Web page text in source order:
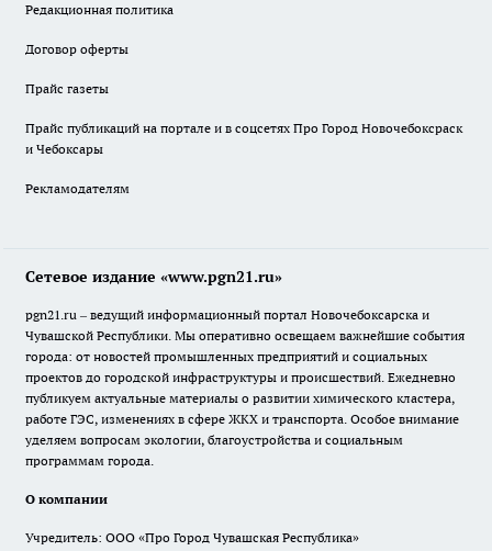
Редакционная политика
Договор оферты
Прайс газеты
Прайс публикаций на портале и в соцсетях Про Город Новочебоксраск
и Чебоксары
Рекламодателям
Сетевое издание «www.pgn21.ru»
pgn21.ru – ведущий информационный портал Новочебоксарска и
Чувашской Республики. Мы оперативно освещаем важнейшие события
города: от новостей промышленных предприятий и социальных
проектов до городской инфраструктуры и происшествий. Ежедневно
публикуем актуальные материалы о развитии химического кластера,
работе ГЭС, изменениях в сфере ЖКХ и транспорта. Особое внимание
уделяем вопросам экологии, благоустройства и социальным
программам города.
О компании
Учредитель: ООО «Про Город Чувашская Республика»